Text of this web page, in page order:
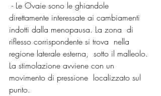
direttamente interessate ai cambiamenti
indotti dalla menopausa. La zona  di
riflesso corrispondente si trova  nella
regione laterale esterna,  sotto il malleolo.
La stimolazione avviene con un
movimento di pressione  localizzato sul
punto.